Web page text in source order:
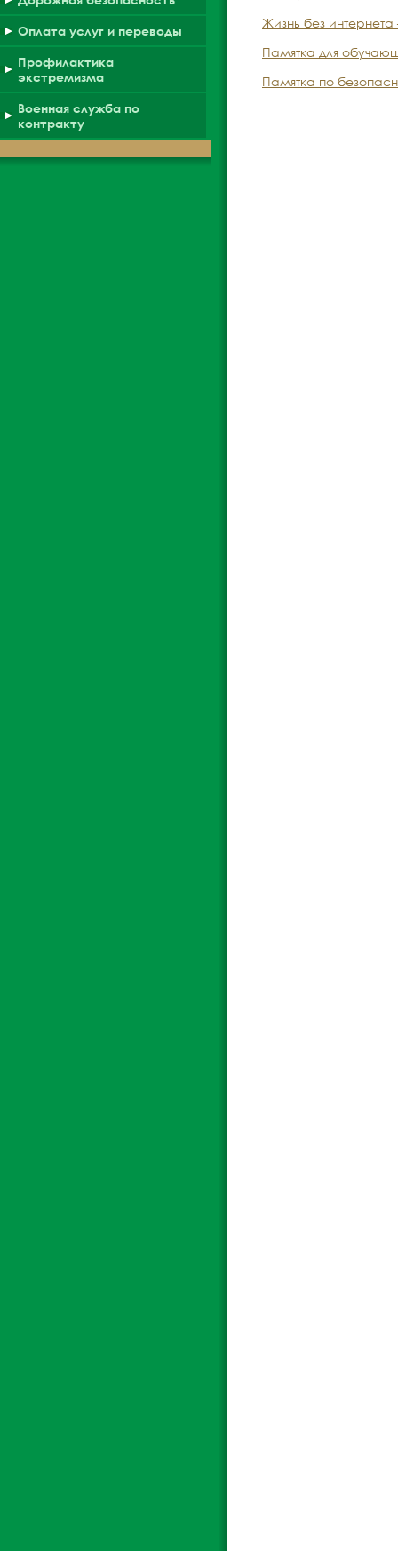
Оплата услуг и переводы
Профилактика
экстремизма
Военная служба по
контракту
Жизнь без
Памятка для
Памятка по